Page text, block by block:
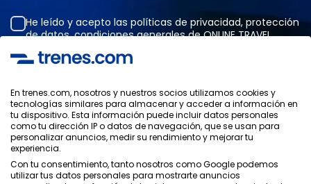
He leído y acepto las políticas de privacidad, protección
de datos,condiciones generalesde ONLINE TRAVEL
Política de Privacidad
Condiciones Generales
Política de Cookies
Aviso Legal
En trenes.com, nosotros y nuestros socios utilizamos cookies y
tecnologías similares para almacenar y acceder a información en
tu dispositivo. Esta información puede incluir datos personales
como tu dirección IP o datos de navegación, que se usan para
personalizar anuncios, medir su rendimiento y mejorar tu
experiencia.
Con tu consentimiento, tanto nosotros como Google podemos
utilizar tus datos personales para mostrarte anuncios